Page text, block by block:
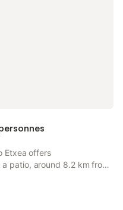
Etxea offers
patio, around 8.2 km from
property offers access to a
WiFi.